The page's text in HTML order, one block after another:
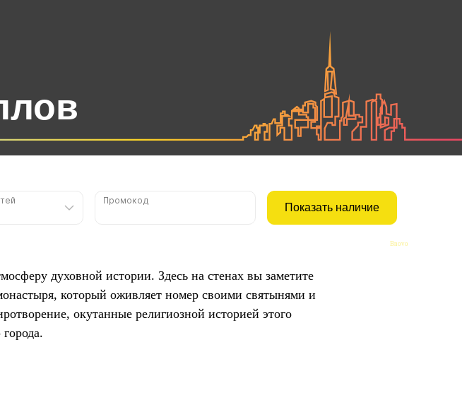
Bnovo
духовной истории. Здесь на стенах вы заметите
который оживляет номер своими святынями и
окутанные религиозной историей этого